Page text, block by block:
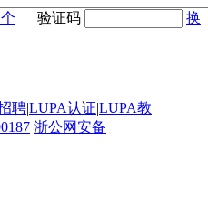
验证码
换
聘|LUPA认证|LUPA教
浙公网安备